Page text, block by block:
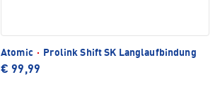
Atomic · Prolink Shift SK Langlaufbindung
€ 99,99